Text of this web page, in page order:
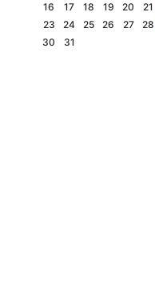
16
17 18 19 20 21
23
24 25 26 27 28
30
31